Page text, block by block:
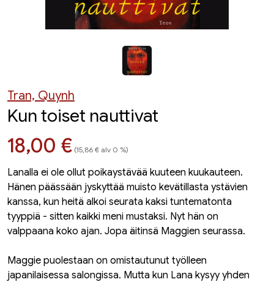
Tran, Quynh
Kun toiset nauttivat
Hinta nyt
18,00 € (15,86 € alv 0 %)
Lanalla ei ole ollut poikaystävää kuuteen kuukauteen.
Hänen päässään jyskyttää muisto kevätillasta ystävien
kanssa, kun heitä alkoi seurata kaksi tuntematonta
tyyppiä - sitten kaikki meni mustaksi. Nyt hän on
valppaana koko ajan. Jopa äitinsä Maggien seurassa.
Maggie puolestaan on omistautunut työlleen
japanilaisessa salongissa. Mutta kun Lana kysyy yhden